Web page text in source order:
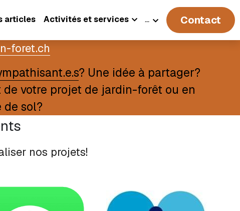
articles Activités et services … Contact
foret.ch
? Une idée à partager?
votre projet de jardin-forêt ou en
de sol?
nos projets!